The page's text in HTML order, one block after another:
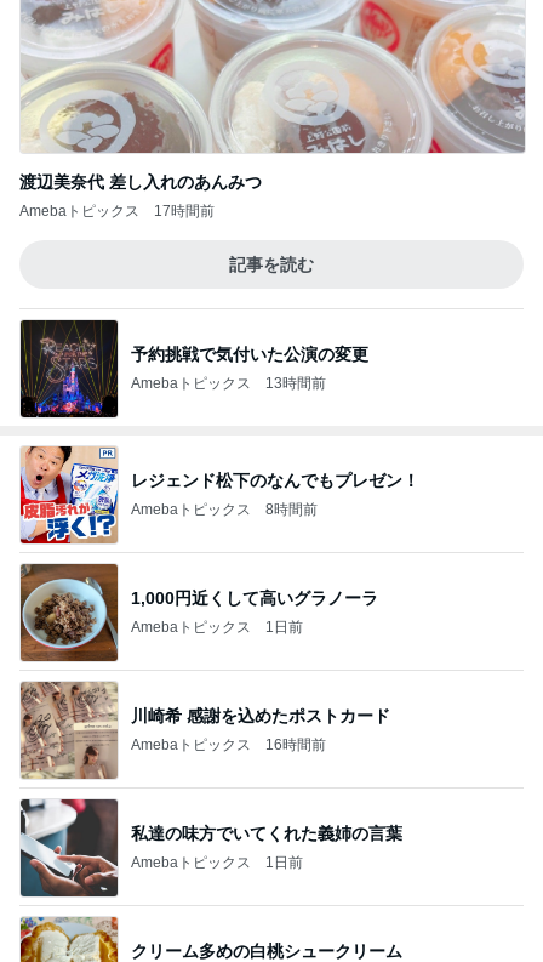
渡辺美奈代 差し入れのあんみつ
Amebaトピックス 17時間前
記事を読む
予約挑戦で気付いた公演の変更
Amebaトピックス 13時間前
レジェンド松下のなんでもプレゼン！
Amebaトピックス 8時間前
1,000円近くして高いグラノーラ
Amebaトピックス 1日前
川崎希 感謝を込めたポストカード
Amebaトピックス 16時間前
私達の味方でいてくれた義姉の言葉
Amebaトピックス 1日前
クリーム多めの白桃シュークリーム